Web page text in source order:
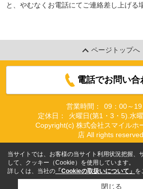
と、やむなくお電話にてご連絡差し上げる
ページトップへ
電話でお問い合
営業時間：
09：00～
定休日：
火曜日(第1・3・5).水
Copyright(c) 株式会社スマイル
店 All rights
当サイトでは、お客様の当サイト利用状況把握、
して、クッキー（Cookie）を使用しています。
詳しくは、当社の 「Cookieの取扱いについて」 を
閉じる